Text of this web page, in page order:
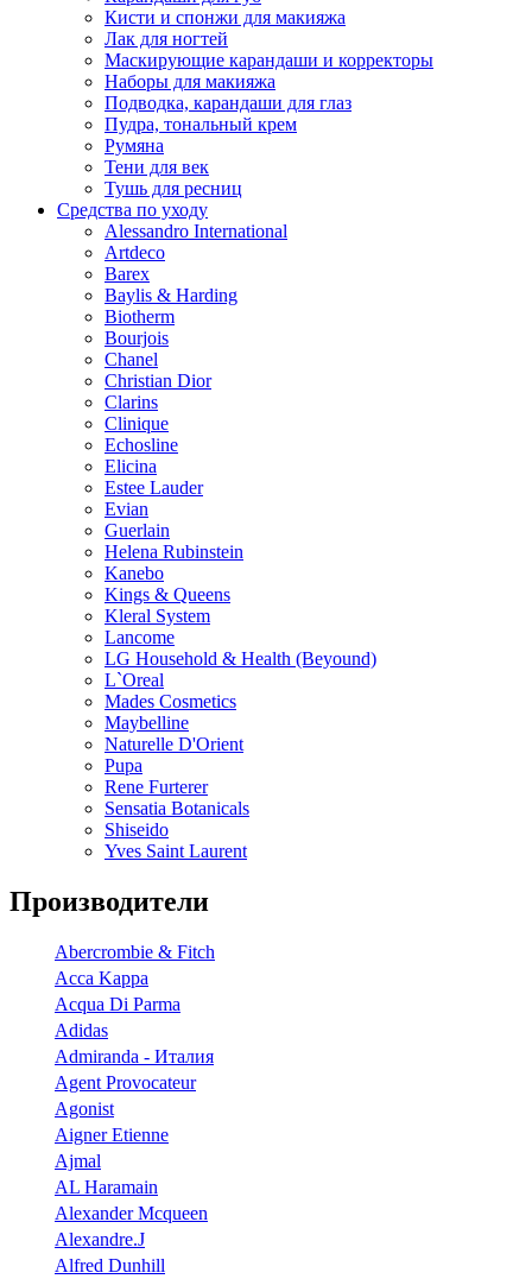
Кисти и спонжи для макияжа
Лак для ногтей
Маскирующие карандаши и корректоры
Наборы для макияжа
Подводка, карандаши для глаз
Пудра, тональный крем
Румяна
Тени для век
Тушь для ресниц
Средства по уходу
Alessandro International
Artdeco
Barex
Baylis & Harding
Biotherm
Bourjois
Chanel
Christian Dior
Clarins
Clinique
Echosline
Elicina
Estee Lauder
Evian
Guerlain
Helena Rubinstein
Kanebo
Kings & Queens
Kleral System
Lancome
LG Household & Health (Beyound)
L`Oreal
Mades Cosmetics
Maybelline
Naturelle D'Orient
Pupa
Rene Furterer
Sensatia Botanicals
Shiseido
Yves Saint Laurent
Производители
Abercrombie & Fitch
Acca Kappa
Acqua Di Parma
Adidas
Admiranda - Италия
Agent Provocateur
Agonist
Aigner Etienne
Ajmal
AL Haramain
Alexander Mcqueen
Alexandre.J
Alfred Dunhill